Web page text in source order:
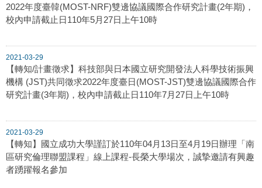
2022年度臺韓(MOST-NRF)雙邊協議國際合作研究計畫(2年期)，
校內申請截止日110年5月27日上午10時
2021-03-29
【轉知/計畫徵求】科技部與日本國立研究開發法人科學技術振興
機構 (JST)共同徵求2022年度臺日(MOST-JST)雙邊協議國際合作
研究計畫(3年期)，校內申請截止日110年7月27日上午10時
2021-03-29
【轉知】國立成功大學謹訂於110年04月13日至4月19日辦理「南
區研究倫理聯盟課程」線上課程-長榮大學場次，誠摯邀請有興趣
者踴躍報名參加